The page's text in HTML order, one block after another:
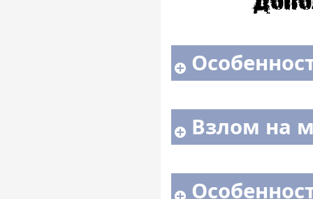
Взлом на